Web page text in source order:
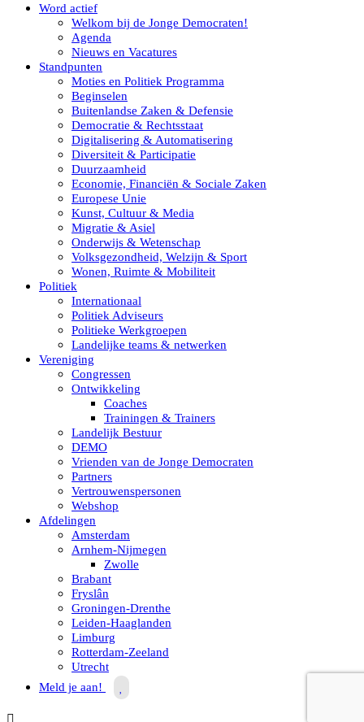
Word actief
Welkom bij de Jonge Democraten!
Agenda
Nieuws en Vacatures
Standpunten
Moties en Politiek Programma
Beginselen
Buitenlandse Zaken & Defensie
Democratie & Rechtsstaat
Digitalisering & Automatisering
Diversiteit & Participatie
Duurzaamheid
Economie, Financiën & Sociale Zaken
Europese Unie
Kunst, Cultuur & Media
Migratie & Asiel
Onderwijs & Wetenschap
Volksgezondheid, Welzijn & Sport
Wonen, Ruimte & Mobiliteit
Politiek
Internationaal
Politiek Adviseurs
Politieke Werkgroepen
Landelijke teams & netwerken
Vereniging
Congressen
Ontwikkeling
Coaches
Trainingen & Trainers
Landelijk Bestuur
DEMO
Vrienden van de Jonge Democraten
Partners
Vertrouwenspersonen
Webshop
Afdelingen
Amsterdam
Arnhem-Nijmegen
Zwolle
Brabant
Fryslân
Groningen-Drenthe
Leiden-Haaglanden
Limburg
Rotterdam-Zeeland
Utrecht
Meld je aan!